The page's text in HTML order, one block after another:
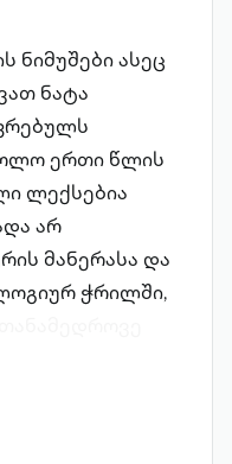
ნიმუშები ასეც
ნატა
ერთი წლის
ლექსებია
არ
მანერასა და
ჭრილში,
განწყობით.